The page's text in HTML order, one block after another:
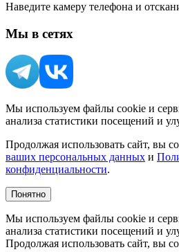
Наведите камеру телефона и
Мы в сетях
Мы используем файлы cookie и
анализа статистики посещений и
Продолжая использовать сайт, вы
ваших персональных данных и
конфиденциальности.
Понятно
Мы используем файлы cookie и
анализа статистики посещений и
Продолжая использовать сайт, вы